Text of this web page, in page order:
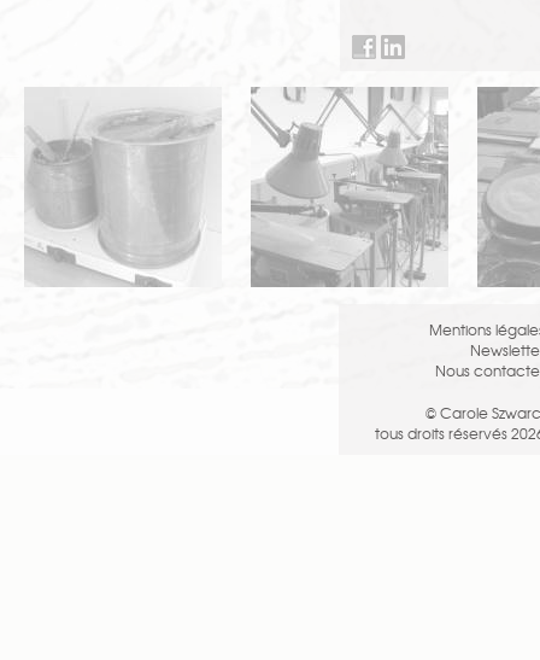
Mentions
Nous
© Carole
tous droits réservés